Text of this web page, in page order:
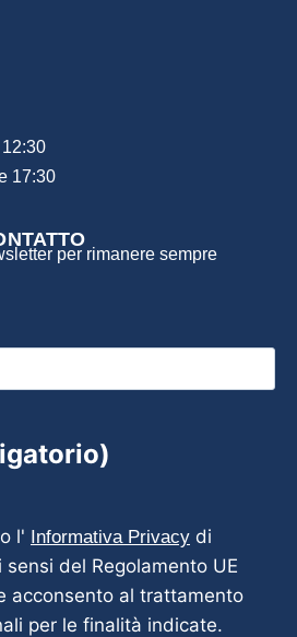
17:30
per rimanere sempre
l'
Informativa Privacy di
del Regolamento UE
acconsento al trattamento
per le finalità indicate.